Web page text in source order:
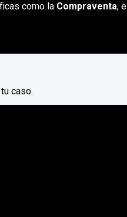
como la Compraventa, el
caso.